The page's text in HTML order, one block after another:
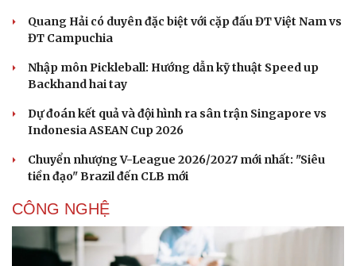
Du lịch
Tư vấn
Săn Tour
Câu chuyện thời sự
Kể chuyện cho bé
Quang Hải có duyên đặc biệt với cặp đấu ĐT Việt Nam vs
ĐT Campuchia
Nhập môn Pickleball: Hướng dẫn kỹ thuật Speed up
Backhand hai tay
Dự đoán kết quả và đội hình ra sân trận Singapore vs
Indonesia ASEAN Cup 2026
Chuyển nhượng V-League 2026/2027 mới nhất: "Siêu
tiền đạo" Brazil đến CLB mới
CÔNG NGHỆ